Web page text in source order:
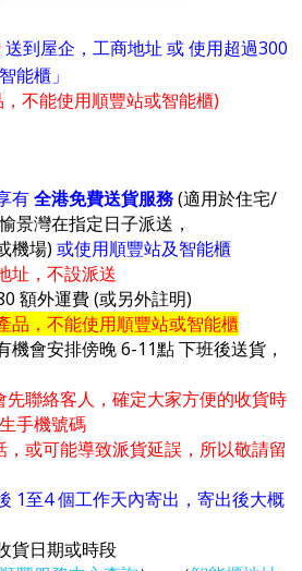
送到屋企，工商地址 或 使用超過300
能櫃」
不能使用順豐站或智能櫃)
有全港免費送貨服務(適用於住宅/
景灣在指定日子派送，
機場) 或使用順豐站及智能櫃
址，不設派送
額外運費 (或另外註明)
品，不能使用順豐站或智能櫃
會安排傍晚 6-11點 下班後送貨，
先聯絡客人，確定大家方便的收貨時
手機號碼
或可能導致派貨延誤，所以敬請留
1至4 個工作天內寄出，寄出後大概
貨日期或時段